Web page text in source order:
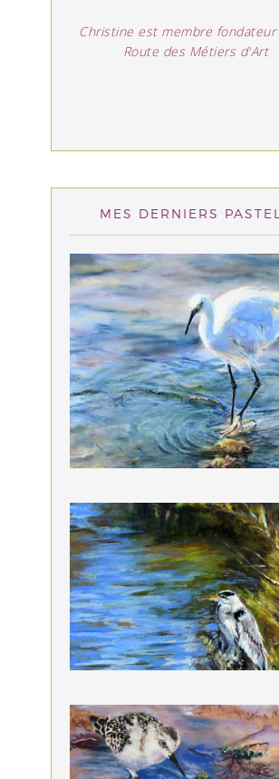
Christine est membre fondateur
Route des Métiers d'Art
MES DERNIERS